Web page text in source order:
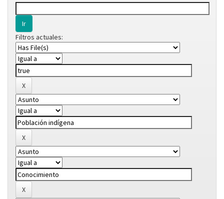
Filtros actuales: